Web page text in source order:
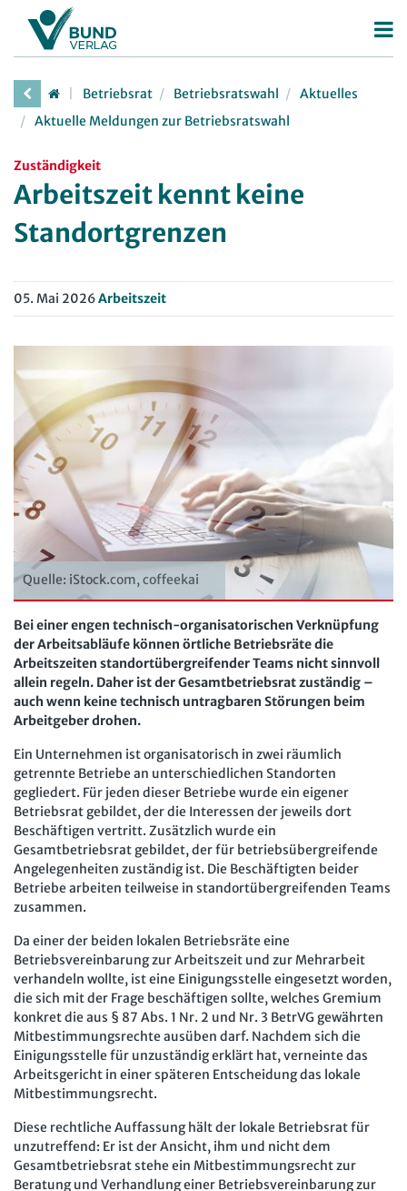
Betriebsrat
Betriebsratswahl
Mitbestimmung
Beschäftigtendatenschutz
Deutscher Betriebsrätepreis
Mitbestimmungskompass
Deutscher Personalräte-Preis
Personalratsarbeit
Personalvertretungsrecht
TVöD | TV-L
Arbeitsschutz
Beschäftigtendatenschutz
Lexikon
Arbeit in der JAV
SBV
Arbeit in der SBV
MAV
Arbeit in der MAV
Bücher
Zeitschriften
Arbeitsrecht im Betrieb
Der Personalrat
Computer und Arbeit
Gute Arbeit
Betriebsrat und Mitbestimmung
Arbeitsschutz und Mitbestimmung
Schwerbehindertenrecht und Inklusion
Mitbestimmung
Arbeit und Recht
Soziales Recht
Soziale Sicherheit
Fachmodule
Betriebsratswissen online
Beschäftigtendatenschutz online
Personalratswissen online
Schwerbehindertenrecht online
Arbeitszeit online
KI-Praxis Arbeitsrecht online
JAV-Praxis online
Software
Newsletter
Bund SHOP
mein Bund-Online
Presse Interne Meldestelle Verträge kündigen
Datenschutz
AGB Impressum
Kontakt
Erklärung zur Barrierefreiheit
Widerruf
Widerrufsrecht
Betriebsrat Betriebsratswahl
Aktuelles
Aktuelle Meldungen zur Betriebsratswahl
Zuständigkeit
Arbeitszeit kennt keine
Standortgrenzen
05. Mai 2026Arbeitszeit
Quelle: iStock.com, coffeekai
Bei einer engen technisch-organisatorischen Verknüpfung
der Arbeitsabläufe können örtliche Betriebsräte die
Arbeitszeiten standortübergreifender Teams nicht sinnvoll
allein regeln. Daher ist der Gesamtbetriebsrat zuständig –
auch wenn keine technisch untragbaren Störungen beim
Arbeitgeber drohen.
Ein Unternehmen ist organisatorisch in zwei räumlich
getrennte Betriebe an unterschiedlichen Standorten
gegliedert. Für jeden dieser Betriebe wurde ein eigener
Betriebsrat gebildet, der die Interessen der jeweils dort
Beschäftigen vertritt. Zusätzlich wurde ein
Gesamtbetriebsrat gebildet, der für betriebsübergreifende
Angelegenheiten zuständig ist. Die Beschäftigten beider
Betriebe arbeiten teilweise in standortübergreifenden Teams
zusammen.
Da einer der beiden lokalen Betriebsräte eine
Betriebsvereinbarung zur Arbeitszeit und zur Mehrarbeit
verhandeln wollte, ist eine Einigungsstelle eingesetzt worden,
die sich mit der Frage beschäftigen sollte, welches Gremium
konkret die aus § 87 Abs. 1 Nr. 2 und Nr. 3 BetrVG gewährten
Mitbestimmungsrechte ausüben darf. Nachdem sich die
Einigungsstelle für unzuständig erklärt hat, verneinte das
Arbeitsgericht in einer späteren Entscheidung das lokale
Mitbestimmungsrecht.
Diese rechtliche Auffassung hält der lokale Betriebsrat für
unzutreffend: Er ist der Ansicht, ihm und nicht dem
Gesamtbetriebsrat stehe ein Mitbestimmungsrecht zur
Beratung und Verhandlung einer Betriebsvereinbarung zur